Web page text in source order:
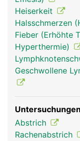
Heiserkeit
Halsschmerzen
Fieber (Erhöhte
Hyperthermie)
Geschwollene
Untersuchungen
Abstrich
Rachenabstrich